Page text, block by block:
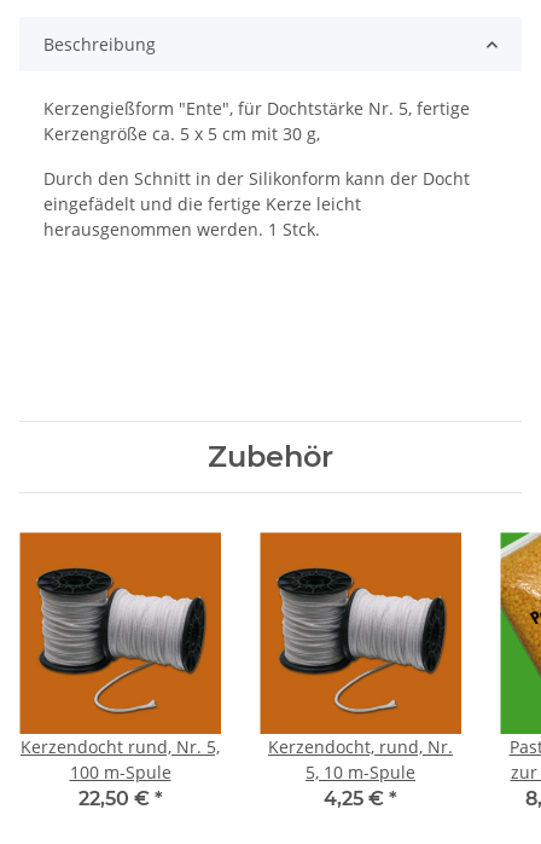
Beschreibung
Kerzengießform "Ente", für Dochtstärke Nr. 5, fertige
Kerzengröße ca. 5 x 5 cm mit 30 g,
Durch den Schnitt in der Silikonform kann der Docht
eingefädelt und die fertige Kerze leicht
herausgenommen werden. 1 Stck.
Zubehör
Kerzendocht rund, Nr. 5,
100 m-Spule
22,50 € *
Kerzendocht, rund, Nr.
5, 10 m-Spule
4,25 € *
zur